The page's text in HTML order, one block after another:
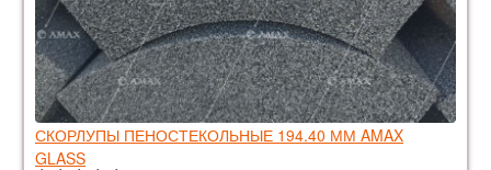
СКОРЛУПЫ ПЕНОСТЕКОЛЬНЫЕ 194.40 ММ AMAX
GLASS